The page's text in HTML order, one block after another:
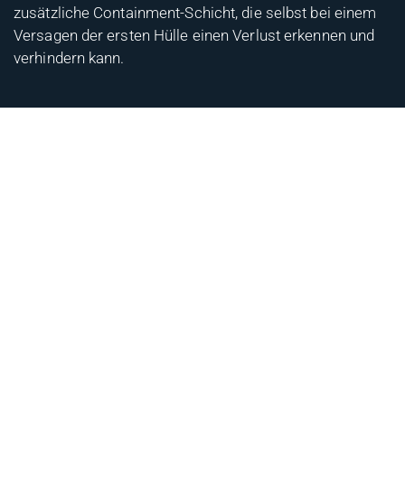
zusätzliche Containment-Schicht, die selbst bei einem
Versagen der ersten Hülle einen Verlust erkennen und
verhindern kann.